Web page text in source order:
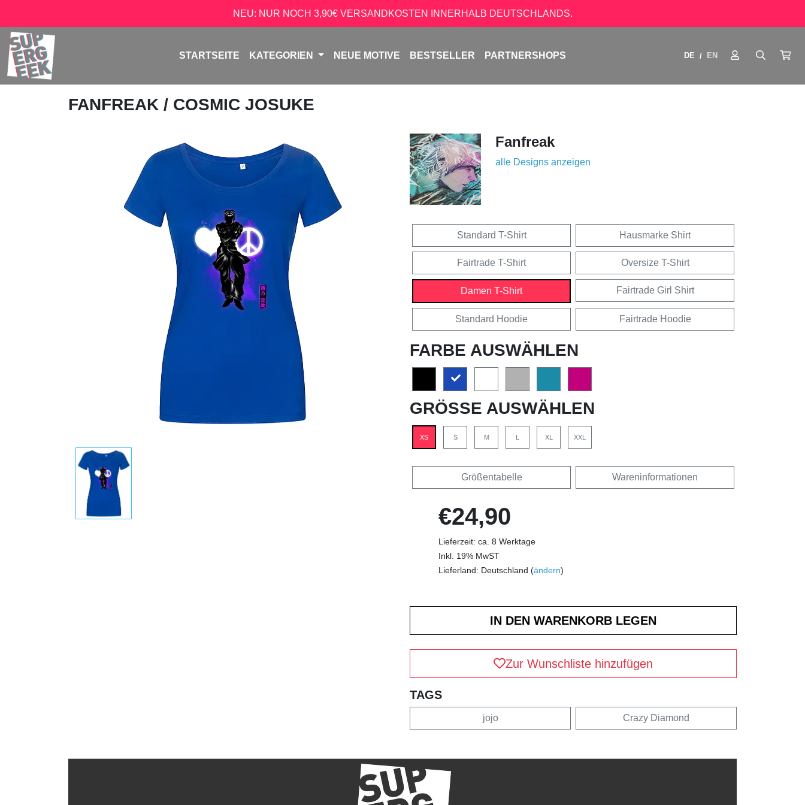
NEU: NUR NOCH 3,90€ VERSANDKOSTEN INNERHALB DEUTSCHLANDS.
STARTSEITE KATEGORIEN NEUE MOTIVE BESTSELLER PARTNERSHOPS DE / EN
FANFREAK / COSMIC JOSUKE
Fanfreak
alle Designs anzeigen
Standard T-Shirt Hausmarke Shirt
Fairtrade T-Shirt Oversize T-Shirt
Damen T-Shirt Fairtrade Girl Shirt
Standard Hoodie Fairtrade Hoodie
FARBE AUSWÄHLEN
GRÖSSE AUSWÄHLEN
XS S M L XL XXL
Größentabelle Wareninformationen
€24,90
Lieferzeit: ca. 8 Werktage
Inkl. 19% MwST
Lieferland: Deutschland (ändern)
Zur Wunschliste hinzufügen
TAGS
jojo Crazy Diamond